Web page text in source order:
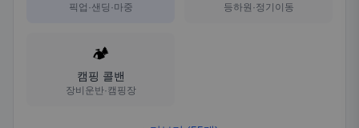
픽업·샌딩·마중 등하원·정기이동
🏕️
캠핑 콜밴
장비운반·캠핑장